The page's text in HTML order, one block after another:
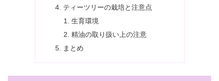
ティーツリーの栽培と注意点
生育環境
精油の取り扱い上の注意
まとめ